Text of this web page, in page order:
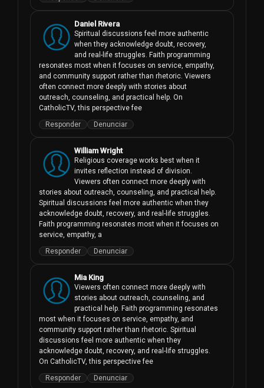
Daniel Rivera
Spiritual discussions feel more authentic
when they acknowledge doubt, recovery,
and real-life struggles. Faith programming
resonates most when it focuses on service, empathy,
and community support rather than rhetoric. Viewers
often connect more deeply with stories about
outreach, counseling, and practical help. On
CatholicTV, this perspective fee
Responder
Denunciar
William Wright
Religious coverage works best when it
invites reflection instead of division.
Viewers often connect more deeply with
stories about outreach, counseling, and practical help.
Spiritual discussions feel more authentic when they
acknowledge doubt, recovery, and real-life struggles.
Faith programming resonates most when it focuses on
service, empathy, a
Responder
Denunciar
Mia King
Viewers often connect more deeply with
stories about outreach, counseling, and
practical help. Faith programming resonates
most when it focuses on service, empathy, and
community support rather than rhetoric. Spiritual
discussions feel more authentic when they
acknowledge doubt, recovery, and real-life struggles.
On CatholicTV, this perspective fee
Responder
Denunciar